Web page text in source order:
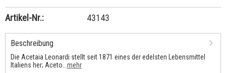
Artikel-Nr.: 43143
Beschreibung
Die Acetaia Leonardi stellt seit 1871 eines der edelsten Lebensmittel
Italiens her; Aceto... mehr